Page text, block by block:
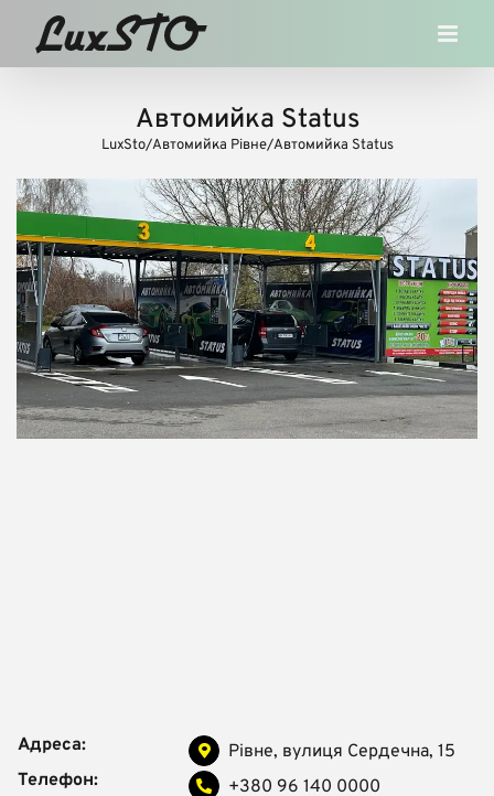
content
Автомийка Status
LuxSto/Автомийка Рівне/Автомийка Status
Адреса:
Рівне, вулиця Сердечна, 15
Телефон:
+380 96 140 0000